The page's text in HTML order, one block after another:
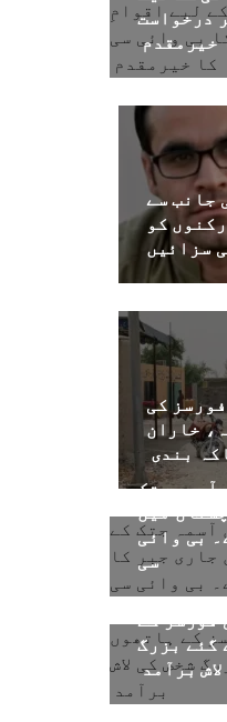
درخواست
خیرمقدم
جانب سے
کو
سزائیں
کی
خاران
بندی
آسمہ جتک
میں
بی وائی
سی
فورسز کے
گئے بزرگ
برآمد